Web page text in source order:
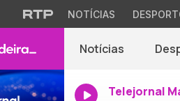
NOTÍCIAS
Notícias
Telejornal